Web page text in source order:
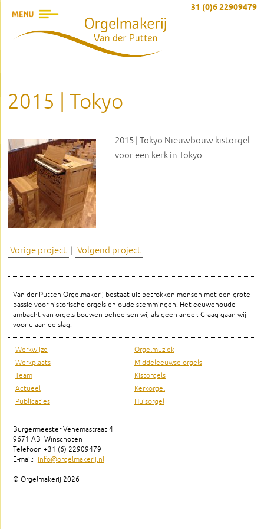
2015 | Tokyo
2015 | Tokyo Nieuwbouw kistorgel
voor een kerk in Tokyo
Vorige project | Volgend project
Van der Putten Orgelmakerij bestaat uit betrokken mensen met een grote
passie voor historische orgels en oude stemmingen. Het eeuwenoude
ambacht van orgels bouwen beheersen wij als geen ander. Graag gaan wij
voor u aan de slag.
Werkwijze
Werkplaats
Team
Actueel
Publicaties
Orgelmuziek
Middeleeuwse orgels
Kistorgels
Kerkorgel
Huisorgel
Burgermeester Venemastraat 4
9671 AB Winschoten
Telefoon +31 (6) 22909479
E-mail: info@orgelmakerij.nl
© Orgelmakerij 2026
31 (0)6 22909479